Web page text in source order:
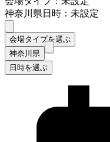
神奈川県日時：未設定
会場タイプを選ぶ
神奈川県
日時を選ぶ